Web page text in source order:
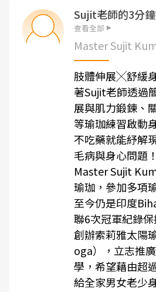
Sujit老師的3分
查看全部
Master Sujit
肢體伸展╳舒緩
著Sujit老師透過
展與肌力鍛鍊、
等瑜珈練習啟動
不吃藥就能紓解
毛病與身心問題！
Master Sujit
瑜珈，參加多項
至今仍是印度
聯6次冠軍紀錄
創辦索莉雅太陽
oga），立志推
學，希望藉由超
給全家男女老少